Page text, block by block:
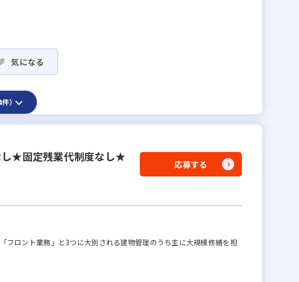
気になる
件）
し★固定残業代制度なし★
応募する
フロント業務」と3つに大別される建物管理のうち主に大規模修繕を担